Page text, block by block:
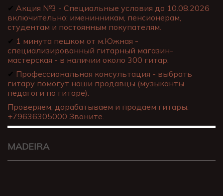
✔ Акция №3 - Специальные условия до 10.08.2026
включительно: именинникам, пенсионерам,
студентам и постоянным покупателям.
✔ 1 минута пешком от м.Южная -
специализированный гитарный магазин-
мастерская - в наличии около 300 гитар.
✔ Профессиональная консультация - выбрать
гитару помогут наши продавцы (музыканты
педагоги по гитаре).
Проверяем, дорабатываем и продаем гитары.
+79636305000 Звоните.
MADEIRA